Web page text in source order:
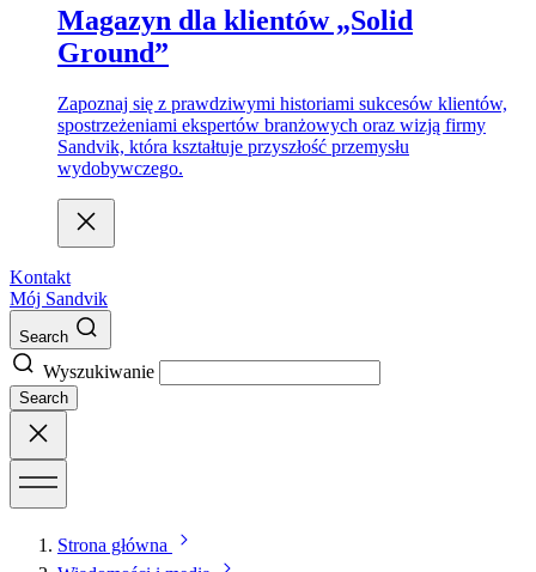
Magazyn dla klientów „Solid
Ground”
Zapoznaj się z prawdziwymi historiami sukcesów klientów,
spostrzeżeniami ekspertów branżowych oraz wizją firmy
Sandvik, która kształtuje przyszłość przemysłu
wydobywczego.
Kontakt
Mój Sandvik
Search
Wyszukiwanie
Search
Strona główna